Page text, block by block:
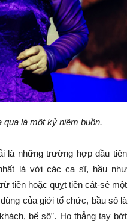
là một kỷ niệm buồn.
là những trường hợp đầu tiên
là với các ca sĩ, hầu như
tiền hoặc quỵt tiền cát-sê một
của giới tổ chức, bầu sô là
bể sô”. Họ thẳng tay bớt